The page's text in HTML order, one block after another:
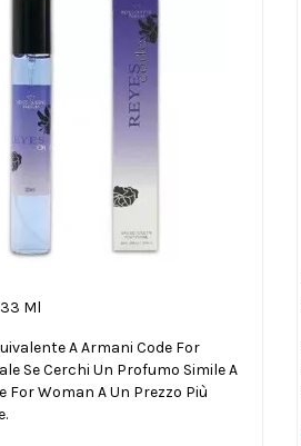
Ml
A Armani Code For
Se Cerchi Un Profumo Simile A
For Woman A Un Prezzo Più